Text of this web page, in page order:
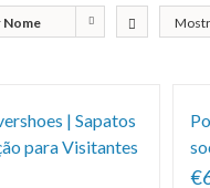
Nome
| Sapatos
para Visitantes